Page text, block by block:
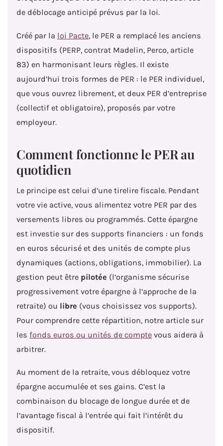
de déblocage anticipé prévus par la loi.
Créé par la loi Pacte, le PER a remplacé les anciens
dispositifs (PERP, contrat Madelin, Perco, article
83) en harmonisant leurs règles. Il existe
aujourd’hui trois formes de PER : le PER individuel,
que vous ouvrez librement, et deux PER d’entreprise
(collectif et obligatoire), proposés par votre
employeur.
Comment fonctionne le PER au
quotidien
Le principe est celui d’une tirelire fiscale. Pendant
votre vie active, vous alimentez votre PER par des
versements libres ou programmés. Cette épargne
est investie sur des supports financiers : un fonds
en euros sécurisé et des unités de compte plus
dynamiques (actions, obligations, immobilier). La
gestion peut être pilotée (l’organisme sécurise
progressivement votre épargne à l’approche de la
retraite) ou libre (vous choisissez vos supports).
Pour comprendre cette répartition, notre article sur
les fonds euros ou unités de compte vous aidera à
arbitrer.
Au moment de la retraite, vous débloquez votre
épargne accumulée et ses gains. C’est la
combinaison du blocage de longue durée et de
l’avantage fiscal à l’entrée qui fait l’intérêt du
dispositif.